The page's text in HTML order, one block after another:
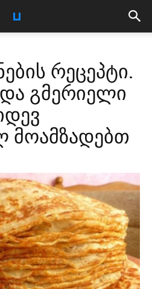
რეცეპტი.
და გმერიელი
მოამზადებთ